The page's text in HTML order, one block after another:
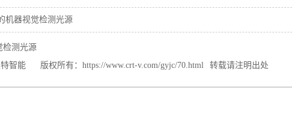
机器视觉检测光源
检测光源
智能 版权所有： https://www.crt-v.com/gyjc/70.html 转载请注明出处